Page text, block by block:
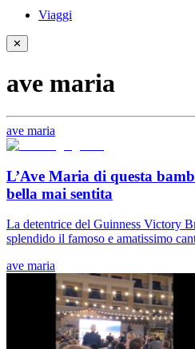
Viaggi
✕
ave maria
ave maria
L’Ave Maria di questa
bella mai sentita
La detentrice del Guinness Victory
splendido il famoso e amatissimo
ave maria